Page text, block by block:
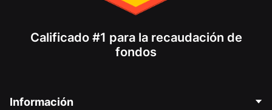
Calificado #1 para la recaudación de
fondos
Información